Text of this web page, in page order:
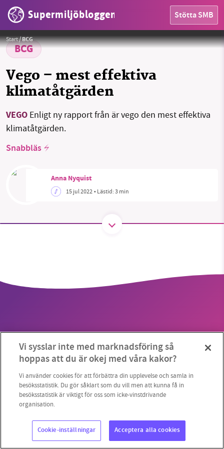
Supermiljöbloggen Stötta SMB
OMRÅDEN
OM OSS
Sök
Threads
Start/BCG
BCG
Vego – mest effektiva
klimatåtgärden
VEGO Enligt ny rapport från är vego den mest effektiva
klimatåtgärden.
Snabbläs
Anna Nyquist
15 jul 2022• Lästid:3 min
Comidacomafeto / Pixabay
Copyright 2023 © Supermiljöbloggen Cookieinställningar
starten 2010 har vår ideella redaktion drivit
miljödebatten framåt genom
vill hjälpa oss.
Stötta vårt arbete genom att swisha en slant till
1231368703
Läs vad vi vill göra
Vi sysslar inte med marknadsföring så
hoppas att du är okej med våra kakor?
Vi använder cookies för att förbättra din upplevelse och samla in
besöksstatistik. Du gör såklart som du vill men att kunna få in
besöksstatistik är viktigt för oss som icke-vinstdrivande
organisation.
Cookie-inställningar Acceptera alla cookies